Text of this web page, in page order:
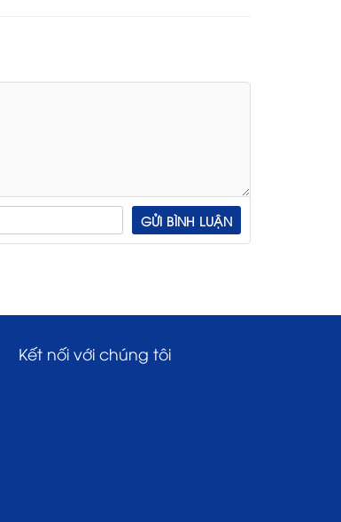
Kết nối với chúng tôi